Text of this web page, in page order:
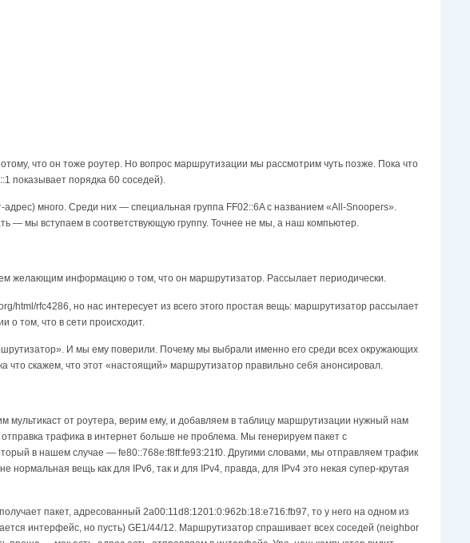
что он тоже роутер. Но вопрос маршрутизации мы рассмотрим чуть позже. Пока что
показывает порядка 60 соседей).
много. Среди них — специальная группа FF02::6A с названием «All-Snoopers».
— мы вступаем в соответствующую группу. Точнее не мы, а наш компьютер.
желающим информацию о том, что он маршрутизатор. Рассылает периодически.
html/rfc4286, но нас интересует из всего этого простая вещь: маршрутизатор рассылает
том, что в сети происходит.
И мы ему поверили. Почему мы выбрали именно его среди всех окружающих
скажем, что этот «настоящий» маршрутизатор правильно себя анонсировал.
от роутера, верим ему, и добавляем в таблицу маршрутизации нужный нам
трафика в интернет больше не проблема. Мы генерируем пакет с
в нашем случае — fe80::768e:f8ff:fe93:21f0. Другими словами, мы отправляем трафик
вещь как для IPv6, так и для IPv4, правда, для IPv4 это некая супер-крутая
пакет, адресованный 2a00:11d8:1201:0:962b:18:e716:fb97, то у него на одном из
интерфейс, но пусть) GE1/44/12. Маршрутизатор спрашивает всех соседей (neighbor